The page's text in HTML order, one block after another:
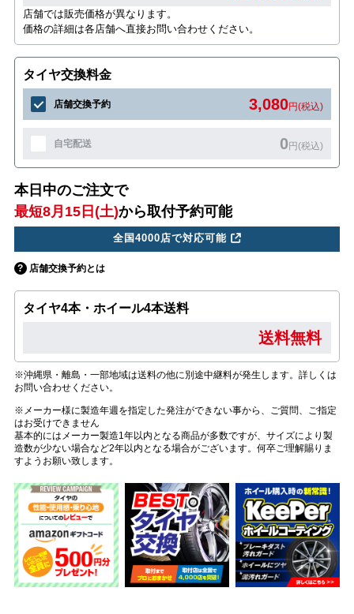
店舗では販売価格が異なります。
価格の詳細は各店舗へ直接お問い合わせください。
タイヤ交換料金
店舗交換予約 3,080円(税込)
自宅配送 0円(税込)
本日中のご注文で
最短8月15日(土)から取付予約可能
全国4000店で対応可能
店舗交換予約とは
タイヤ4本・ホイール4本送料
送料無料
※沖縄県・離島・一部地域は送料の他に別途中継料が発生します。詳しくは
お問い合わせください。
※メーカー様に製造年週を指定した発注ができない事から、ご質問、ご指定
はお受けできません
基本的にはメーカー製造1年以内となる商品が多数ですが、サイズにより製
造数が少ない場合など2年以内となる場合がございます。何卒ご理解賜りま
すようお願い致します。